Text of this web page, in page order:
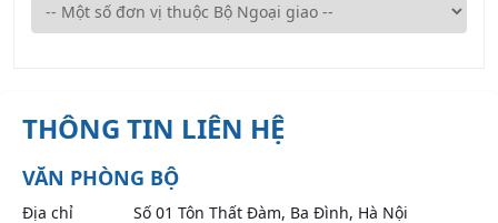
THÔNG TIN LIÊN HỆ
VĂN PHÒNG BỘ
Địa chỉ Số 01 Tôn Thất Đàm, Ba Đình, Hà Nội